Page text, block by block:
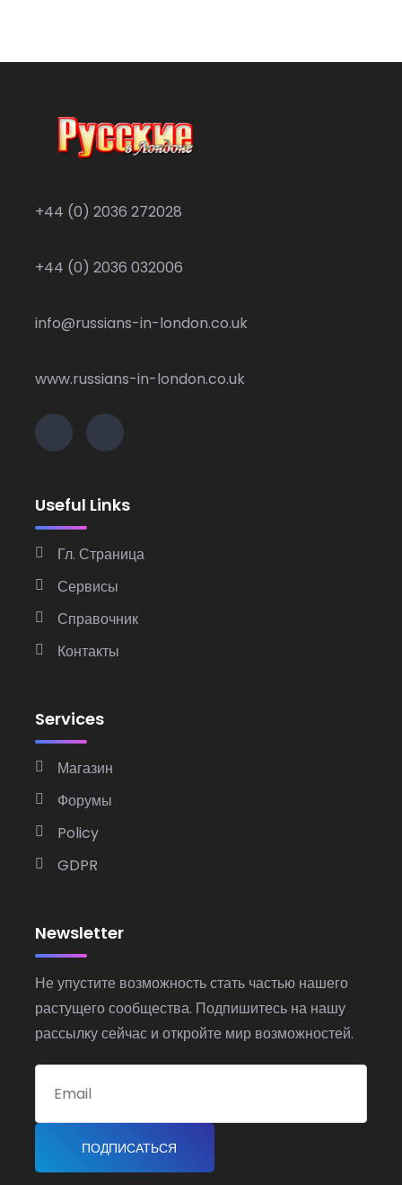
+44 (0) 2036 272028
+44 (0) 2036 032006
info@russians-in-london.co.uk
www.russians-in-london.co.uk
Useful Links
Гл. Страница
Сервисы
Справочник
Контакты
Services
Магазин
Форумы
Policy
GDPR
Newsletter
Не упустите возможность стать частью нашего
растущего сообщества. Подпишитесь на нашу
рассылку сейчас и откройте мир возможностей.
ПОДПИСАТЬСЯ